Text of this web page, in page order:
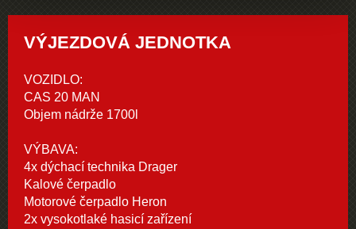
VÝJEZDOVÁ JEDNOTKA
VOZIDLO:
CAS 20 MAN
Objem nádrže 1700l
VÝBAVA:
4x dýchací technika Drager
Kalové čerpadlo
Motorové čerpadlo Heron
2x vysokotlaké hasicí zařízení